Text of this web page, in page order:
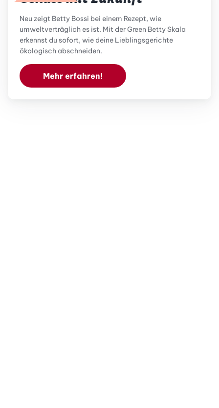
Neu zeigt Betty Bossi bei einem Rezept, wie
umweltverträglich es ist. Mit der Green Betty Skala
erkennst du sofort, wie deine Lieblingsgerichte
ökologisch abschneiden.
Mehr erfahren!